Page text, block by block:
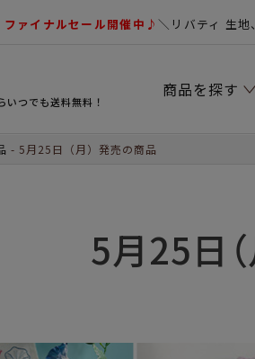
ファイナルセール開催中♪＼リバティ 生
つでも送料無料！
商品を探す
5月25日（月）発売の商品
5月25日